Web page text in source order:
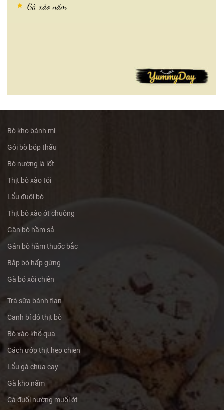
Gà xào nấm
Bò kho bánh mì
Gỏi bò bóp thấu
Bò nướng lá lốt
Thịt bò xào tỏi
Lẩu đuôi bò
Thịt bò xào ớt chuông
Gân bò hầm sả
Gân bò hầm thuốc bắc
Bắp bò hấp gừng
Gà bó xôi chiên
Trà sữa bánh flan
Canh bí đỏ thịt bò
Bò xào khổ qua
Cách ướp thịt heo chien
Lẩu gà chua cay
Gà kho nấm
Cá đuối nướng muối ớt